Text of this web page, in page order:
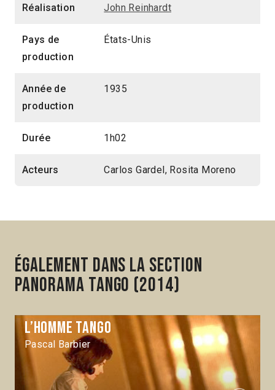
Réalisation John Reinhardt
Pays de
production
États-Unis
Année de
production
1935
Durée 1h02
Acteurs Carlos Gardel, Rosita Moreno
Également dans la section
Panorama Tango (2014)
L’Homme tango
Pascal Barbier